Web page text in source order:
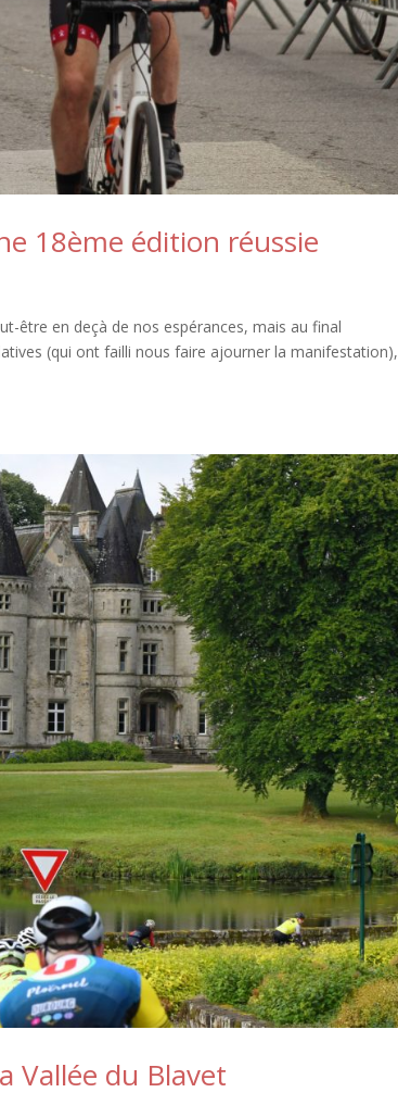
18ème édition réussie
être en deçà de nos espérances, mais au final
(qui ont failli nous faire ajourner la manifestation),
Vallée du Blavet